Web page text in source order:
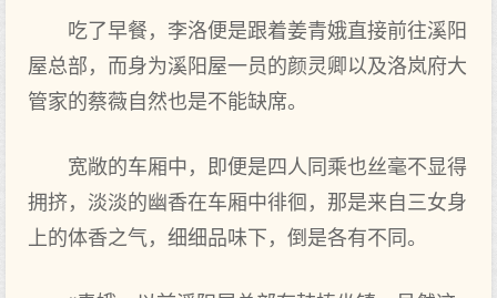
吃了早餐，李洛便是跟着姜青娥直接前往溪阳
屋总部，而身为溪阳屋一员的颜灵卿以及洛岚府大
管家的蔡薇自然也是不能缺席。
宽敞的车厢中，即便是四人同乘也丝毫不显得
拥挤，淡淡的幽香在车厢中徘徊，那是来自三女身
上的体香之气，细细品味下，倒是各有不同。